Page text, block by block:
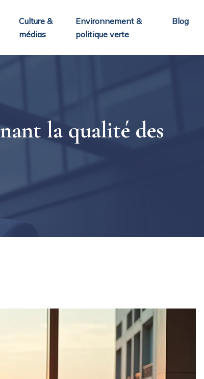
Culture &
médias
Environnement &
politique verte
Blog
la qualité des